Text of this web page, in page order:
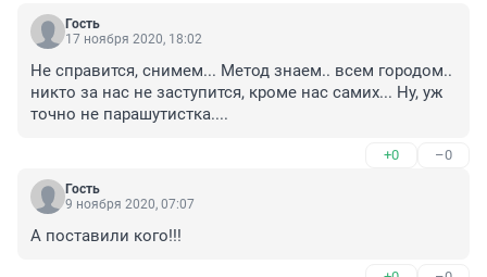
Гость
17 ноября 2020, 18:02
Не справится, снимем... Метод знаем.. всем городом..
никто за нас не заступится, кроме нас самих... Ну, уж
точно не парашутистка....
+0 –0
Гость
9 ноября 2020, 07:07
А поставили кого!!!